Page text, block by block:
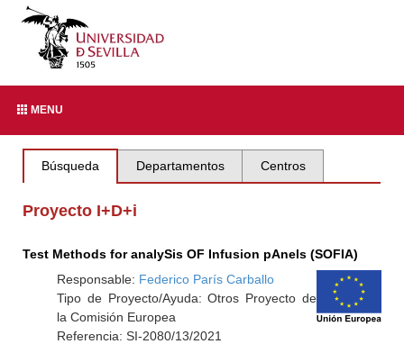
MENU
Búsqueda Departamentos Centros
Proyecto I+D+i
Test Methods for analySis OF Infusion pAnels (SOFIA)
Responsable: Federico París Carballo
Tipo de Proyecto/Ayuda: Otros Proyecto de
la Comisión Europea
Referencia: SI-2080/13/2021